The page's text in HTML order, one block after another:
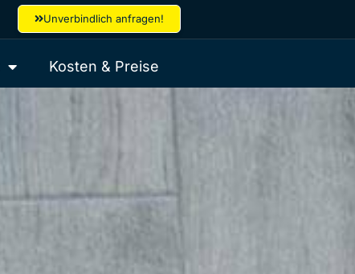
Unverbindlich anfragen!
Kosten & Preise